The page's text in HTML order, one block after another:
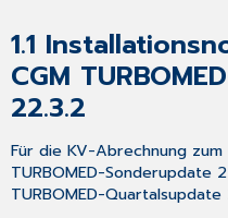
1.1
des
CGM TURBOMED-
Quartalsupdates
22.3.2
1.2
1.1
CGM
22.3.2
Für die KV-Abrechnung
TURBOMED-Sonderupdate
TURBOMED-